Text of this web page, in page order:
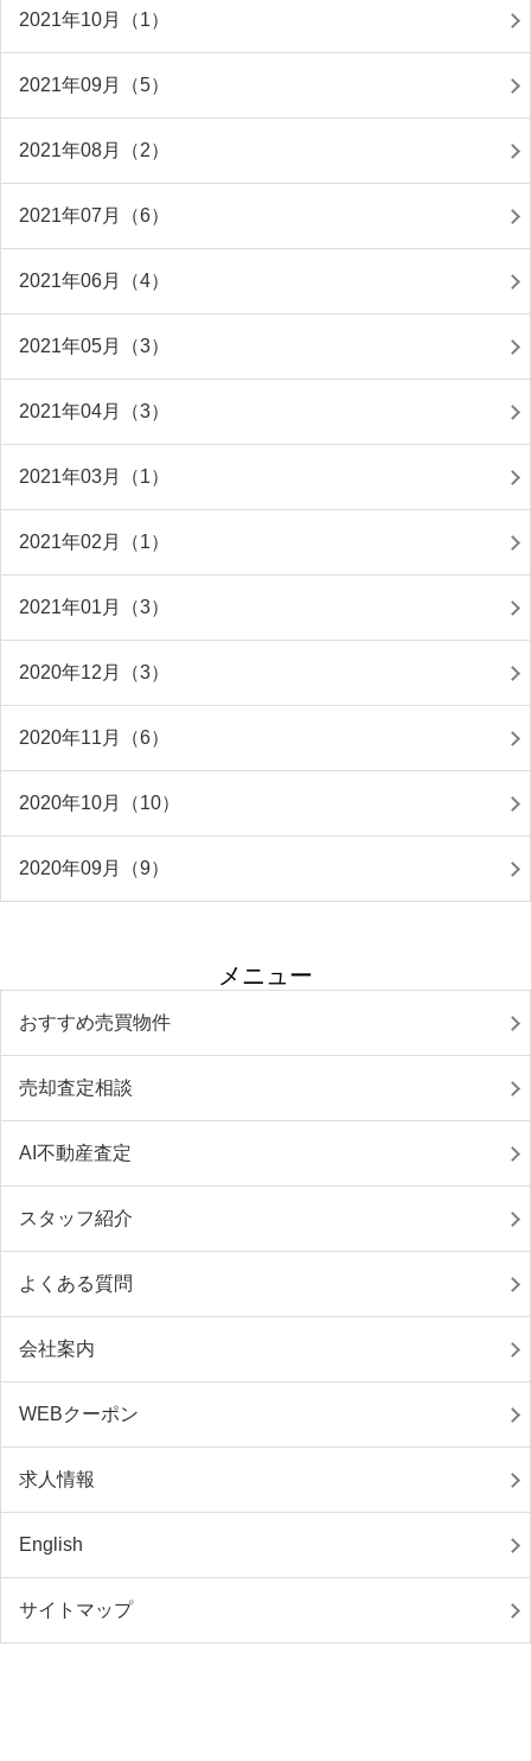
2021年10月（1）
2021年09月（5）
2021年08月（2）
2021年07月（6）
2021年06月（4）
2021年05月（3）
2021年04月（3）
2021年03月（1）
2021年02月（1）
2021年01月（3）
2020年12月（3）
2020年11月（6）
2020年10月（10）
2020年09月（9）
メニュー
おすすめ売買物件
売却査定相談
AI不動産査定
スタッフ紹介
よくある質問
会社案内
WEBクーポン
求人情報
English
サイトマップ